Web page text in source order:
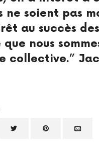
ne soient pas
au succès
nous
collective.”